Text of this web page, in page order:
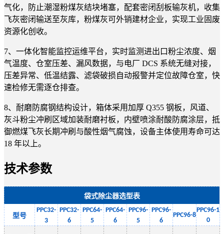
气化，防止潮湿粉煤灰结块堵塞，配套密闭刮板输灰机，收集
飞灰密闭输送至灰库，粉煤灰可外销建材企业，实现工业固废
资源化创收。
7、一体化智能监控运维平台，实时监测进出口粉尘浓度、烟
气温度、仓室压差、漏风数据，与电厂 DCS 系统无缝对接，
压差异常、低温结露、滤袋破损自动报警并定位故障仓室，快
速检修无需逐仓排查。
8、耐磨防腐钢结构设计，箱体采用加厚 Q355 钢板，风道、
灰斗粉尘冲刷区域加装耐磨衬板，内壁喷涂耐酸防腐涂层，抵
御燃煤飞灰长期冲刷与酸性烟气腐蚀，设备主体使用寿命可达
18 年以上。
技术参数
袋式除尘器选型表
型号
PPC32-
3
PPC32-
6
PPC64-
5
PPC64-
6
PPC96-
5
PPC96-
6
PPC96-8
PPC96-1
0